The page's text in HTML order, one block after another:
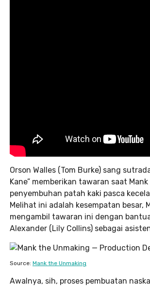
Orson Walles (Tom Burke) sang
Kane” memberikan tawaran saat
penyembuhan patah kaki pasca
Melihat ini adalah kesempatan besar,
mengambil tawaran ini dengan
Alexander (Lily Collins) sebagai
Source: Mank the Unmaking
Awalnya, sih, proses pembuatan